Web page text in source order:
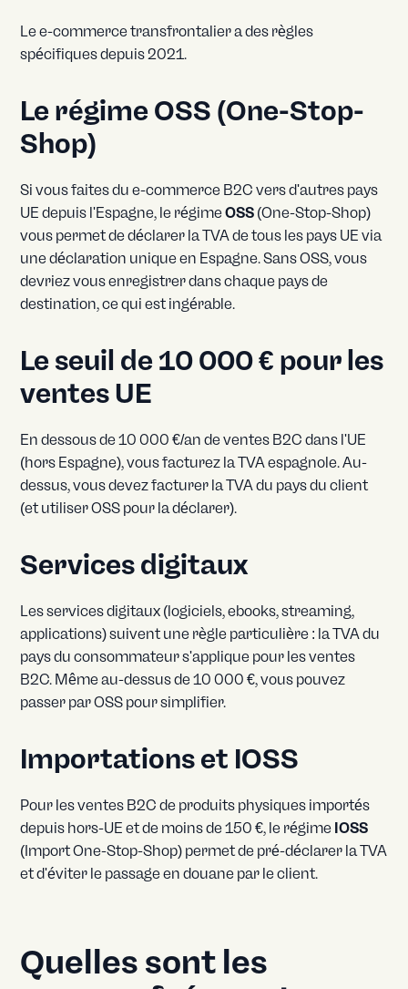
Le e-commerce transfrontalier a des règles
spécifiques depuis 2021.
Le régime OSS (One-Stop-
Shop)
Si vous faites du e-commerce B2C vers d'autres pays
UE depuis l'Espagne, le régimeOSS (One-Stop-Shop)
vous permet de déclarer la TVA de tous les pays UE via
une déclaration unique en Espagne. Sans OSS, vous
devriez vous enregistrer dans chaque pays de
destination, ce qui est ingérable.
Le seuil de 10 000 € pour les
ventes UE
En dessous de 10 000 €/an de ventes B2C dans l'UE
(hors Espagne), vous facturez la TVA espagnole. Au-
dessus, vous devez facturer la TVA du pays du client
(et utiliser OSS pour la déclarer).
Services digitaux
Les services digitaux (logiciels, ebooks, streaming,
applications) suivent une règle particulière : la TVA du
pays du consommateur s'applique pour les ventes
B2C. Même au-dessus de 10 000 €, vous pouvez
passer par OSS pour simplifier.
Importations et IOSS
Pour les ventes B2C de produits physiques importés
depuis hors-UE et de moins de 150 €, le régime IOSS
(Import One-Stop-Shop) permet de pré-déclarer la TVA
et d'éviter le passage en douane par le client.
Quelles sont les